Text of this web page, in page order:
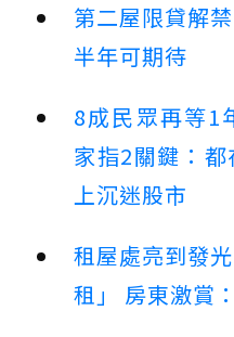
第二屋限貸解
半年可期待
8成民眾再等1
家指2關鍵：
上沉迷股市
租屋處亮到發
租」 房東激賞